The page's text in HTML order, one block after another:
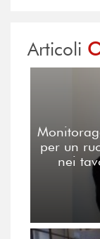
Articoli
per un
nei